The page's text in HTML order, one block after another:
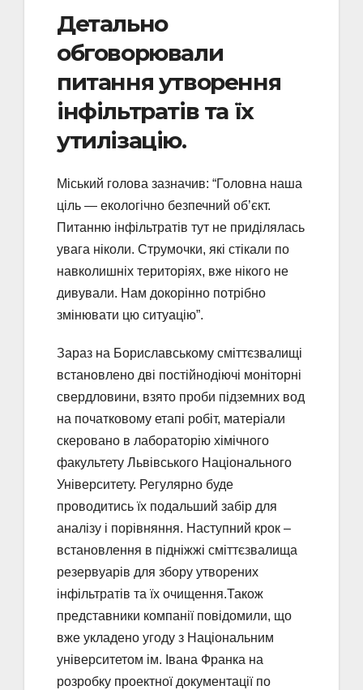
Детально
обговорювали
питання утворення
інфільтратів та їх
утилізацію.
Міський голова зазначив: “Головна наша
ціль — екологічно безпечний об’єкт.
Питанню інфільтратів тут не приділялась
увага ніколи. Струмочки, які стікали по
навколишніх територіях, вже нікого не
дивували. Нам докорінно потрібно
змінювати цю ситуацію”.
Зараз на Бориславському сміттєзвалищі
встановлено дві постійнодіючі моніторні
свердловини, взято проби підземних вод
на початковому етапі робіт, матеріали
скеровано в лабораторію хімічного
факультету Львівського Національного
Університету. Регулярно буде
проводитись їх подальший забір для
аналізу і порівняння. Наступний крок –
встановлення в підніжжі сміттєзвалища
резервуарів для збору утворених
інфільтратів та їх очищення.Також
представники компанії повідомили, що
вже укладено угоду з Національним
університетом ім. Івана Франка на
розробку проектної документації по